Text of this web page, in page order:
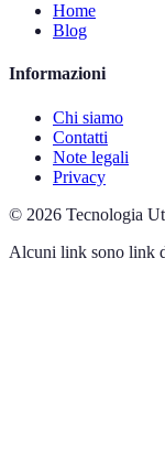
Home
Blog
Informazioni
Chi siamo
Contatti
Note legali
Privacy
© 2026 Tecnologia
Alcuni link sono link